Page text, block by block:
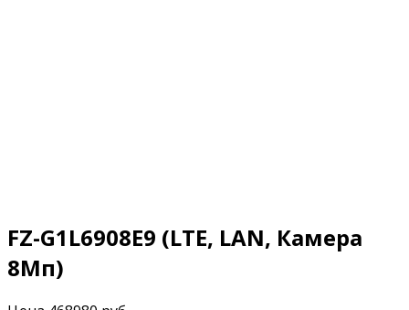
FZ-G1L6908E9 (LTE, LAN, Камера
8Мп)